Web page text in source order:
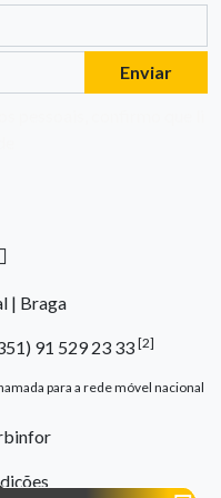
Enviar
| Braga
91 529 23 33[2]
para a rede móvel nacional